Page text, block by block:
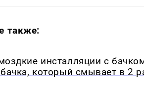
также:
инсталляции с
который смывает в 2